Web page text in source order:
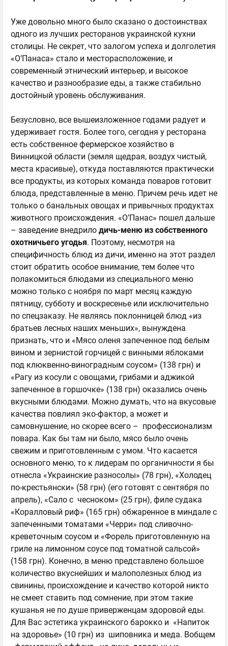
Уже довольно много было сказано о достоинствах
одного из лучших ресторанов украинской кухни
столицы. Не секрет, что залогом успеха и долголетия
«О’Панаса» стало и месторасположение, и
современный этнический интерьер, и высокое
качество и разнообразие еды, а также стабильно
достойный уровень обслуживания.
Безусловно, все вышеизложенное годами радует и
удерживает гостя. Более того, сегодня у ресторана
есть собственное фермерское хозяйство в
Винницкой области (земля щедрая, воздух чистый,
места красивые), откуда поставляются практически
все продукты, из которых команда поваров готовит
блюда, представленные в меню. Причем речь идет не
только о банальных овощах и привычных продуктах
животного происхождения. «О’Панас» пошел дальше
– заведение внедрило дичь-меню из собственного
охотничьего угодья. Поэтому, несмотря на
специфичность блюд из дичи, именно на этот раздел
стоит обратить особое внимание, тем более что
полакомиться блюдами из специального меню
можно только с ноября по март месяц каждую
пятницу, субботу и воскресенье или исключительно
по спецзаказу. Не являясь поклонницей блюд «из
братьев лесных наших меньших», вынуждена
признать, что и «Мясо оленя запеченное под белым
вином и зернистой горчицей с винными яблоками
под клюквенно-виноградным соусом» (138 грн) и
«Рагу из косули с овощами, грибами и аджикой
запеченное в горшочке» (138 грн) оказались очень
вкусными блюдами. Можно думать, что на вкусовые
качества повлиял эко-фактор, а может и
самовнушение, но скорее всего – профессионализм
повара. Как бы там ни было, мясо было очень
свежим и приготовленным с умом. Что касается
основного меню, то к лидерам по органичности я бы
отнесла «Украинские разносолы» (78 грн), «Холодец
по-крестьянски» (58 грн) (его готовят с сентября по
апрель), «Сало с чесноком» (25 грн), филе судака
«Коралловый риф» (165 грн) обжаренное в миндале с
запеченными томатами «Черри» под сливочно-
креветочным соусом и «Форель приготовленную на
гриле на лимонном соусе под томатной сальсой»
(158 грн). Конечно, в меню представлено большое
количество вкуснейших и малополезных блюд из
свинины, происхождение и качество которой никто
не смеет ставить под сомнение, при этом такие
кушанья не по душе приверженцам здоровой еды.
Для Вас эстетика украинского барокко и «Напиток
на здоровье» (10 грн) из шиповника и меда. Вобщем